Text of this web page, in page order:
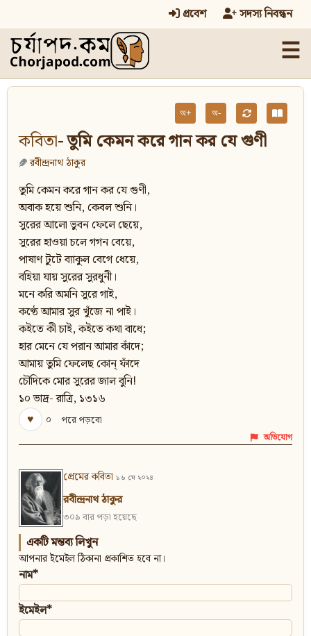
প্রবেশ সদস্য নিবন্ধন
☰
অ+ অ-
কবিতা- তুমি কেমন করে গান কর যে গুণী
রবীন্দ্রনাথ ঠাকুর
তুমি কেমন করে গান কর যে গুণী,
অবাক হয়ে শুনি, কেবল শুনি।
সুরের আলো ভুবন ফেলে ছেয়ে,
সুরের হাওয়া চলে গগন বেয়ে,
পাষাণ টুটে ব্যাকুল বেগে ধেয়ে,
বহিয়া যায় সুরের সুরধুনী।
মনে করি অমনি সুরে গাই,
কণ্ঠে আমার সুর খুঁজে না পাই।
কইতে কী চাই, কইতে কথা বাধে;
হার মেনে যে পরান আমার কাঁদে;
আমায় তুমি ফেলেছ কোন্‌ ফাঁদে
চৌদিকে মোর সুরের জাল বুনি!
১০ ভাদ্র- রাত্রি, ১৩১৬
♥
০ পরে পড়বো
অভিযোগ
প্রেমের কবিতা ১৬ মে ২০২৪
রবীন্দ্রনাথ ঠাকুর
৩০৯ বার পড়া হয়েছে
একটি মন্তব্য লিখুন
আপনার ইমেইল ঠিকানা প্রকাশিত হবে না।
নাম*
ইমেইল*